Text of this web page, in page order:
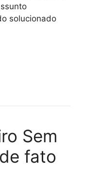
solucionado
Sem
fato